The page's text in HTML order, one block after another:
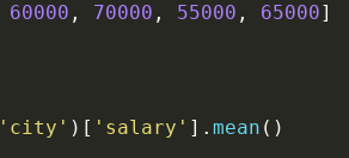
60000 , 70000 , 55000 , 65000]
'city' ) [ 'salary' ] . mean ( )